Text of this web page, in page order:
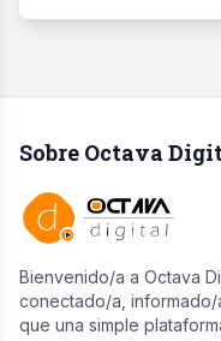
Sobre Octava
Bienvenido/a a Octava
conectado/a, informado/
que una simple